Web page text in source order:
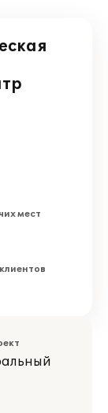
мест